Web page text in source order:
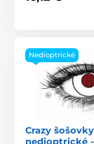
Nedioptrické
Crazy
nedioptrické -